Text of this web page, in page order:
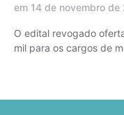
em 14 de novembro de
O edital revogado
mil para os cargos de